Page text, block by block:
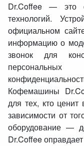
Dr.Coffee — это
технологий.
официальном
информацию о
звонок для
Кофемашины
для тех, кто
зависимости от
оборудование —
Dr.Coffee